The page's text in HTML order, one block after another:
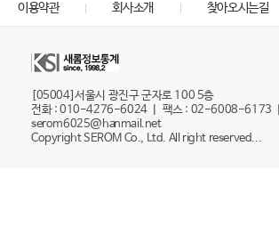
이용약관 회사소개 찾아오시는길
[05004]서울시 광진구 군자로 100 5층
전화 : 010-4276-6024 ㅣ 팩스 : 02-6008-6173 ㅣ
serom6025@hanmail.net
Copyright SEROM Co., Ltd. All right reserved...